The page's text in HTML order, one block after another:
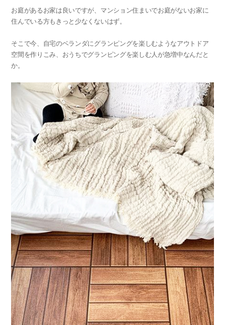
お庭があるお家は良いですが、マンション住まいでお庭がないお家に
住んでいる方もきっと少なくないはず。
そこで今、自宅のベランダにグランピングを楽しむようなアウトドア
空間を作りこみ、おうちでグランピングを楽しむ人が急増中なんだと
か。